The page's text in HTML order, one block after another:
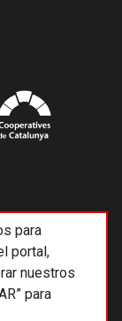
para
portal,
nuestros
para